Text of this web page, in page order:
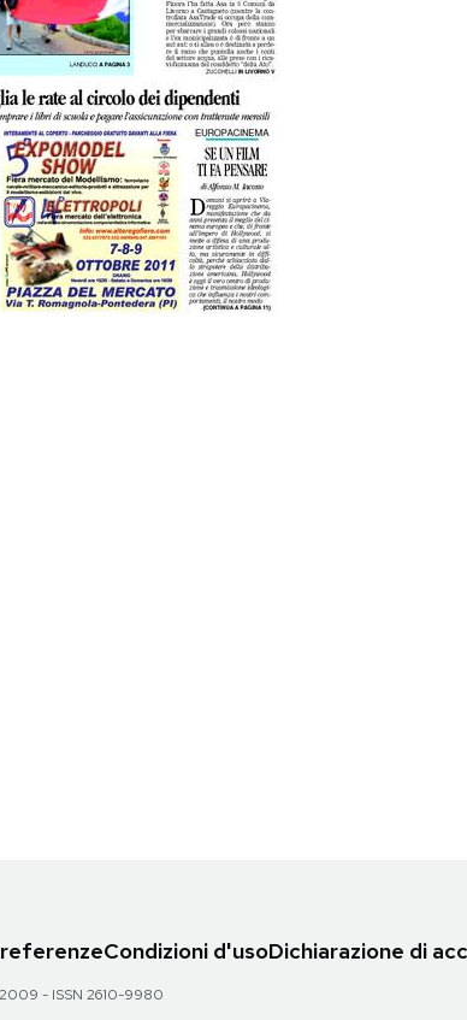
Condizioni d'usoDichiarazione di
- ISSN 2610-9980